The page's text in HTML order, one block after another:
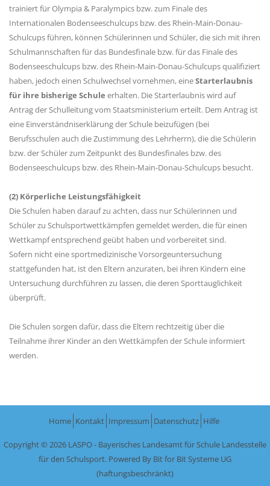
trainiert für Olympia & Paralympics bzw. zum Finale des
Internationalen Bodenseeschulcups bzw. des Rhein-Main-Donau-
Schulcups führen, können Schülerinnen und Schüler, die sich mit ihren
Schulmannschaften für das Bundesfinale bzw. für das Finale des
Bodenseeschulcups bzw. des Rhein-Main-Donau-Schulcups qualifiziert
haben, jedoch einen Schulwechsel vornehmen, eineStarterlaubnis
für ihre bisherige Schule erhalten. Die Starterlaubnis wird auf
Antrag der Schulleitung vom Staatsministerium erteilt. Dem Antrag ist
eine Einverständniserklärung der Schule beizufügen (bei
Berufsschulen auch die Zustimmung des Lehrherrn), die die Schülerin
bzw. der Schüler zum Zeitpunkt des Bundesfinales bzw. des
Bodenseeschulcups bzw. des Rhein-Main-Donau-Schulcups besucht.
(2) Körperliche Leistungsfähigkeit
Die Schulen haben darauf zu achten, dass nur Schülerinnen und
Schüler zu Schulsportwettkämpfen gemeldet werden, die für einen
Wettkampf entsprechend geübt haben und vorbereitet sind.
Sofern nicht eine sportmedizinische Vorsorgeuntersuchung
stattgefunden hat, ist den Eltern anzuraten, bei ihren Kindern eine
Untersuchung durchführen zu lassen, die deren Sporttauglichkeit
überprüft.
Die Schulen sorgen dafür, dass die Eltern rechtzeitig über die
Teilnahme ihrer Kinder an den Wettkämpfen der Schule informiert
werden.
Home Kontakt Impressum Datenschutz Hilfe
Copyright © 2026 LASPO - Bayerisches Landesamt für Schule Landesstelle
für den Schulsport. Powered By Bit for Bit Systeme UG
(haftungsbeschränkt)